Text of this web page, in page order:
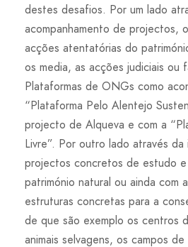
destes desafios. Por um lado
acompanhamento de projectos,
acções atentatórias do
os media, as acções judiciais ou
Plataformas de ONGs como
“Plataforma Pelo Alentejo
projecto de Alqueva e com a
Livre”. Por outro lado através da
projectos concretos de estudo
património natural ou ainda com
estruturas concretas para a
de que são exemplo os centros
animais selvagens, os campos